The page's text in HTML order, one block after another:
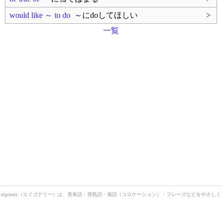
would like ～ to do ～にdoしてほしい
>
一覧
eigonary（エイゴナリー）は、英単語・英熟語・連語（コロケーション）・フレーズなどをやさしく